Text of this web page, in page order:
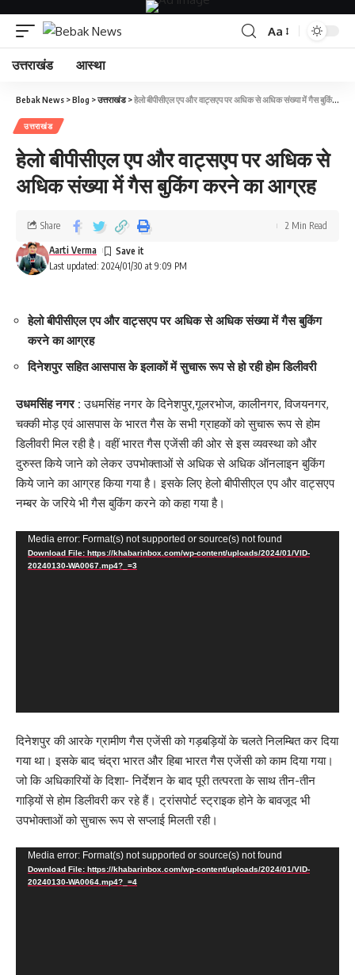
Aa
उत्तराखंड आस्था
Bebak News >Blog >उत्तराखंड>हेलो बीपीसीएल एप और वाट्सएप पर अधिक से अधिक संख्या में गैस बुकिंग करने का आग्रह
उत्तराखंड
हेलो बीपीसीएल एप और वाट्सएप पर अधिक से
अधिक संख्या में गैस बुकिंग करने का आग्रह
Last updated: 2024/01/30 at 9:09 PM
Aarti Verma
Share 2 Min Read
हेलो बीपीसीएल एप और वाट्सएप पर अधिक से अधिक संख्या में गैस बुकिंग
करने का आग्रह
दिनेशपुर सहित आसपास के इलाकों में सुचारू रूप से हो रही होम डिलीवरी
उधमसिंह नगर :उधमसिंह नगर के दिनेशपुर,गूलरभोज, कालीनगर, विजयनगर,
चक्की मोड़ एवं आसपास के भारत गैस के सभी ग्राहकों को सुचारू रूप से होम
डिलीवरी मिल रही है। वहीं भारत गैस एजेंसी की ओर से इस व्यवस्था को और
दुरुस्त किये जाने को लेकर उपभोक्ताओं से अधिक से अधिक ऑनलाइन बुकिंग
किये जाने का आग्रह किया गया है। इसके लिए हेलो बीपीसीएल एप और वाट्सएप
नम्बर के जरिये भी गैस बुकिंग करने को कहा गया है।
Video
Player
Media error: Format(s) not supported or source(s) not found
Download File: https://khabarinbox.com/wp-content/uploads/2024/01/VID-
20240130-WA0067.mp4?_=3
दिनेशपुर की आरके ग्रामीण गैस एजेंसी को गड़बड़ियों के चलते निलम्बित कर दिया
गया था। इसके बाद चंद्रा भारत और हिबा भारत गैस एजेंसी को काम दिया गया।
जो कि अधिकारियों के दिशा- निर्देशन के बाद पूरी तत्परता के साथ तीन-तीन
गाड़ियों से होम डिलीवरी कर रहे हैं। ट्रांसपोर्ट स्ट्राइक होने के बावजूद भी
उपभोक्ताओं को सुचारू रूप से सप्लाई मिलती रही।
Video
Player
Media error: Format(s) not supported or source(s) not found
Download File: https://khabarinbox.com/wp-content/uploads/2024/01/VID-
20240130-WA0064.mp4?_=4